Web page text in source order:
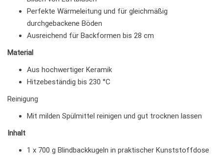
Perfekte Wärmeleitung und für gleichmäßig
durchgebackene Böden
Ausreichend für Backformen bis 28 cm
Material
Aus hochwertiger Keramik
Hitzebeständig bis 230 °C
Reinigung
Mit milden Spülmittel reinigen und gut trocknen lassen
Inhalt
1 x 700 g Blindbackkugeln in praktischer Kunststoffdose